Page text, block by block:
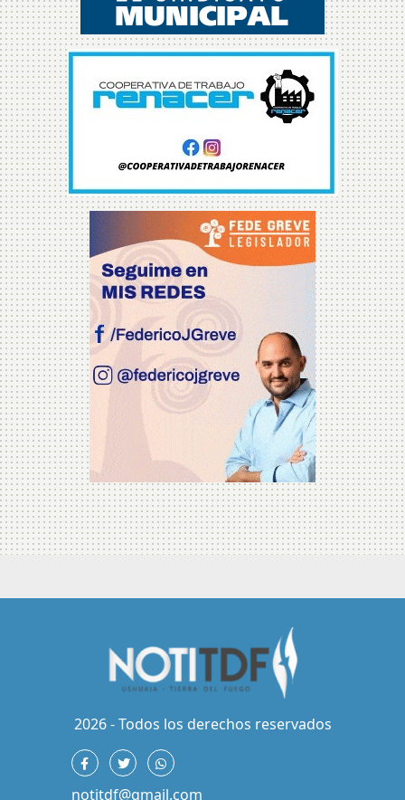
2026 - Todos los derechos reservados
notitdf@gmail.com